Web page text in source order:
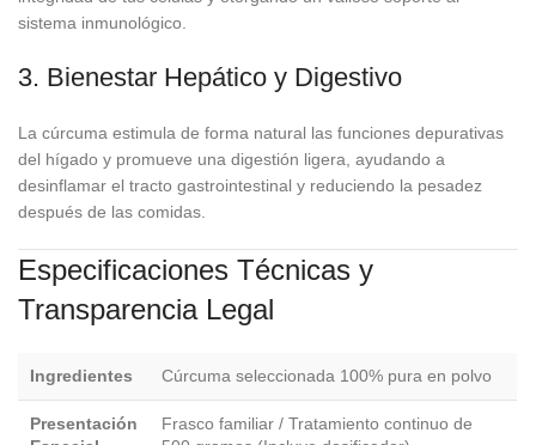
sistema inmunológico.
3. Bienestar Hepático y Digestivo
La cúrcuma estimula de forma natural las funciones depurativas
del hígado y promueve una digestión ligera, ayudando a
desinflamar el tracto gastrointestinal y reduciendo la pesadez
después de las comidas.
Especificaciones Técnicas y
Transparencia Legal
Ingredientes Cúrcuma seleccionada 100% pura en polvo
Presentación
Frasco familiar / Tratamiento continuo de